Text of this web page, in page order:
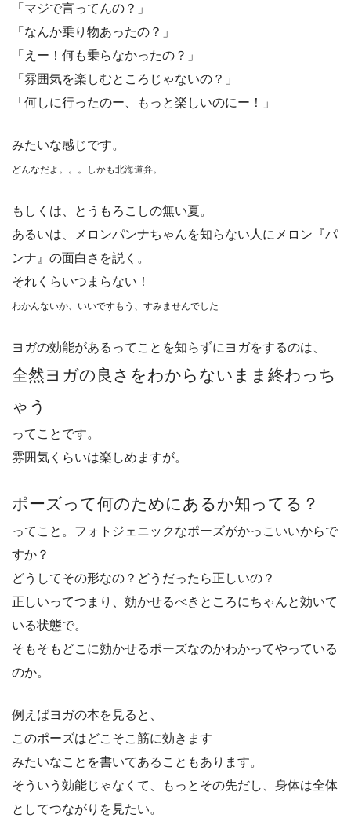
「マジで言ってんの？」
「なんか乗り物あったの？」
「えー！何も乗らなかったの？」
「雰囲気を楽しむところじゃないの？」
「何しに行ったのー、もっと楽しいのにー！」
みたいな感じです。
どんなだよ。。。しかも北海道弁。
もしくは、とうもろこしの無い夏。
あるいは、メロンパンナちゃんを知らない人にメロン『パ
ンナ』の面白さを説く。
それくらいつまらない！
わかんないか、いいですもう、すみませんでした
ヨガの効能があるってことを知らずにヨガをするのは、
全然ヨガの良さをわからないまま終わっち
ゃう
ってことです。
雰囲気くらいは楽しめますが。
ポーズって何のためにあるか知ってる？
ってこと。フォトジェニックなポーズがかっこいいからで
すか？
どうしてその形なの？どうだったら正しいの？
正しいってつまり、効かせるべきところにちゃんと効いて
いる状態で。
そもそもどこに効かせるポーズなのかわかってやっている
のか。
例えばヨガの本を見ると、
このポーズはどこそこ筋に効きます
みたいなことを書いてあることもあります。
そういう効能じゃなくて、もっとその先だし、身体は全体
としてつながりを見たい。